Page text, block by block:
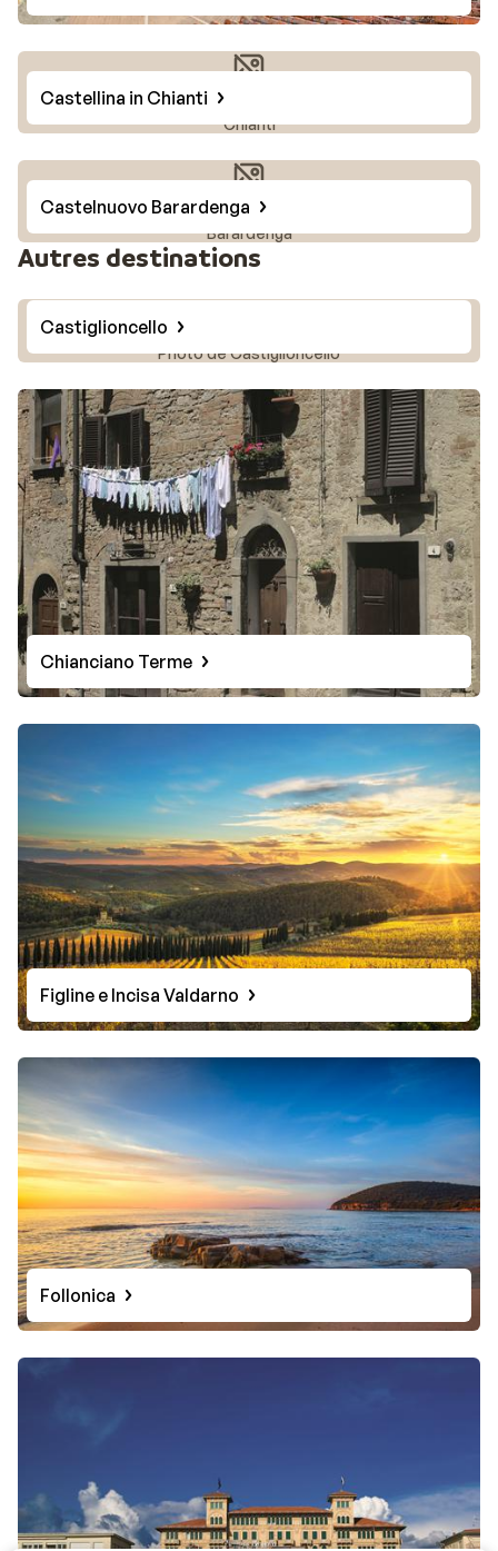
Photo de Castellina in
Chianti
Castellina in Chianti
Photo de Castelnuovo
Barardenga
Castelnuovo Barardenga
Autres destinations
Photo de Castiglioncello
Castiglioncello
Chianciano Terme
Figline e Incisa Valdarno
Follonica